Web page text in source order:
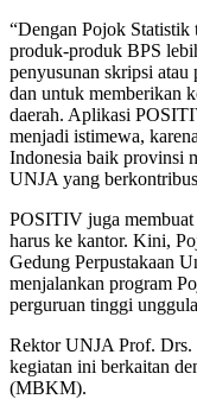
“Dengan Pojok Statistik
produk-produk BPS
penyusunan skripsi
dan untuk memberikan
daerah. Aplikasi
menjadi istimewa,
Indonesia baik provinsi
UNJA yang
POSITIV juga membuat
harus ke kantor. Kini,
Gedung Perpustakaan
menjalankan program
perguruan tinggi
Rektor UNJA Prof. Drs.
kegiatan ini berkaitan
(MBKM).